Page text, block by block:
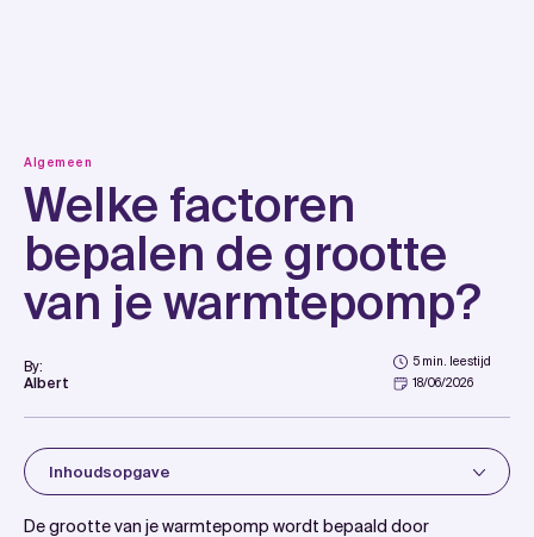
Algemeen
Welke factoren
bepalen de grootte
van je warmtepomp?
By:
Albert
5 min. leestijd
18/06/2026
Inhoudsopgave
De grootte van je warmtepomp wordt bepaald door